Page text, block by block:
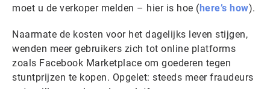
moet u de verkoper melden – hier is hoe (here’s how).
Naarmate de kosten voor het dagelijks leven stijgen,
wenden meer gebruikers zich tot online platforms
zoals Facebook Marketplace om goederen tegen
stuntprijzen te kopen. Opgelet: steeds meer fraudeurs